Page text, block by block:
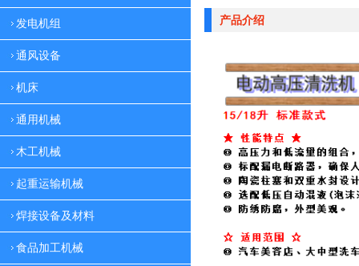
发电机组
通风设备
机床
通用机械
木工机械
起重运输机械
焊接设备及材料
食品加工机械
产品介绍